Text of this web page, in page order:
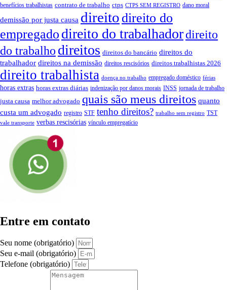
benefícios trabalhistas contrato de trabalho ctps CTPS SEM REGISTRO dano moral
demissão por justa causa direito direito do
empregado direito do trabalhadordireito
do trabalho direitos direitos do bancário direitos do
trabalhador direitos na demissão direitos rescisórios direitos trabalhistas 2026
direito trabalhista doença no trabalho empregado doméstico férias
horas extras horas extras diárias indenização por danos morais INSS jornada de trabalho
justa causa melhor advogado quais são meus direitos quanto
custa um advogado registro STF tenho direitos? trabalho sem registro TST
vale transporte verbas rescisórias vínculo empregatício
Entre em contato
Seu nome (obrigatório)
Seu e-mail (obrigatório)
Telefone (obrigatório)